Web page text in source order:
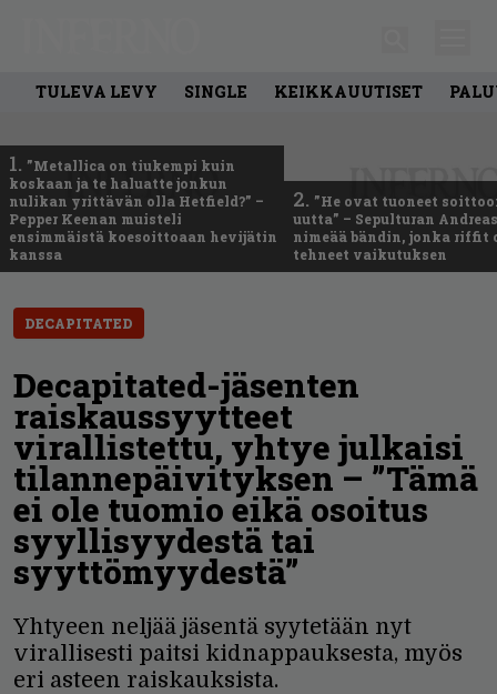
TULEVA LEVY SINGLE KEIKKAUUTISET
1. ”Metallica on tiukempi kuin
koskaan ja te haluatte jonkun
nulikan yrittävän olla Hetfield?” –
Pepper Keenan muisteli
ensimmäistä koesoittoaan hevijätin
kanssa
2. ”He ovat tuoneet
uutta” – Sepulturan
nimeää bändin, jonka riffit
tehneet vaikutuksen
DECAPITATED
Decapitated-jäsenten
raiskaussyytteet
virallistettu, yhtye julkaisi
tilannepäivityksen – ”Tämä
ei ole tuomio eikä osoitus
syyllisyydestä tai
syyttömyydestä”
Yhtyeen neljää jäsentä syytetään nyt
virallisesti paitsi kidnappauksesta, myös
eri asteen raiskauksista.